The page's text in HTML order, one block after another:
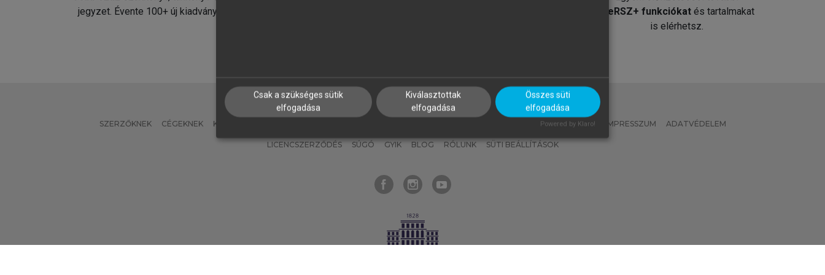
jegyzet. Évente 100+ új kiadvány.
MeRSZ+ funkciókat és tartalmakat
is elérhetsz.
SZERZŐKNEK CÉGEKNEK KÖNYVTÁROSOKNAK MI – ÁLTALÁNOS IRÁNYELVEK IMPRESSZUM ADATVÉDELEM
LICENCSZERZŐDÉS SÚGÓ GYIK BLOG RÓLUNK SÜTI BEÁLLÍTÁSOK
Csak a szükséges sütik
elfogadása
Kiválasztottak
elfogadása
Összes süti
elfogadása
Powered by Klaro!